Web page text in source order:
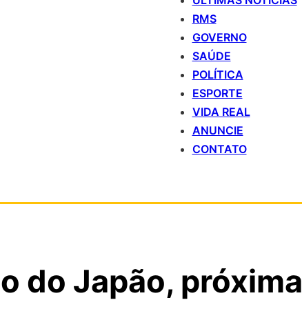
RMS
GOVERNO
SAÚDE
POLÍTICA
ESPORTE
VIDA REAL
ANUNCIE
CONTATO
do Japão, próxima